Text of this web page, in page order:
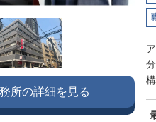
所の詳細を見る